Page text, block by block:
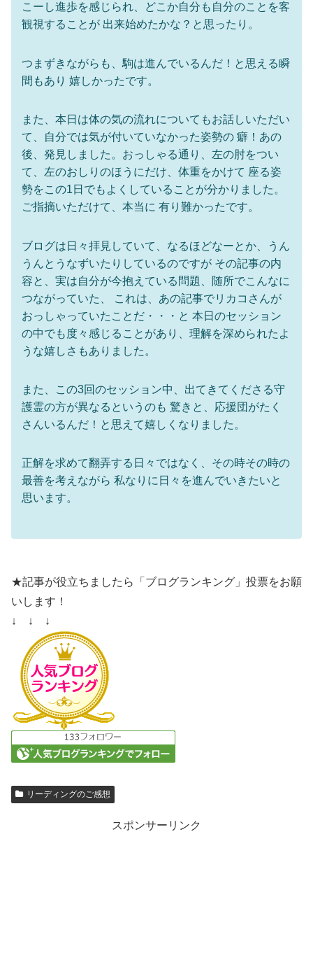
こーし進歩を感じられ、どこか自分も自分のことを客
観視することが 出来始めたかな？と思ったり。
つまずきながらも、駒は進んでいるんだ！と思える瞬
間もあり 嬉しかったです。
また、本日は体の気の流れについてもお話しいただい
て、自分では気が付いていなかった姿勢の 癖！あの
後、発見しました。おっしゃる通り、左の肘をつい
て、左のおしりのほうにだけ、体重をかけて 座る姿
勢をこの1日でもよくしていることが分かりました。
ご指摘いただけて、本当に 有り難かったです。
ブログは日々拝見していて、なるほどなーとか、うん
うんとうなずいたりしているのですが その記事の内
容と、実は自分が今抱えている問題、随所でこんなに
つながっていた、 これは、あの記事でリカコさんが
おっしゃっていたことだ・・・と 本日のセッション
の中でも度々感じることがあり、理解を深められたよ
うな嬉しさもありました。
また、この3回のセッション中、出てきてくださる守
護霊の方が異なるというのも 驚きと、応援団がたく
さんいるんだ！と思えて嬉しくなりました。
正解を求めて翻弄する日々ではなく、その時その時の
最善を考えながら 私なりに日々を進んでいきたいと
思います。
★記事が役立ちましたら「ブログランキング」投票をお願
いします！
↓ ↓ ↓
リーディングのご感想
スポンサーリンク